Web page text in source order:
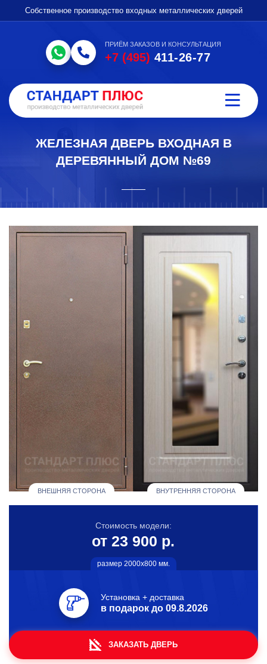
Собственное производство входных металлических дверей
ПРИЁМ ЗАКАЗОВ И КОНСУЛЬТАЦИЯ
+7 (495) 411-26-77
ЖЕЛЕЗНАЯ ДВЕРЬ ВХОДНАЯ В
ДЕРЕВЯННЫЙ ДОМ №69
ВНЕШНЯЯ СТОРОНА ВНУТРЕННЯЯ СТОРОНА
Стоимость модели:
от 23 900 р.
размер 2000х800 мм.
Установка + доставка
в подарок до 09.8.2026
ЗАКАЗАТЬ ДВЕРЬ